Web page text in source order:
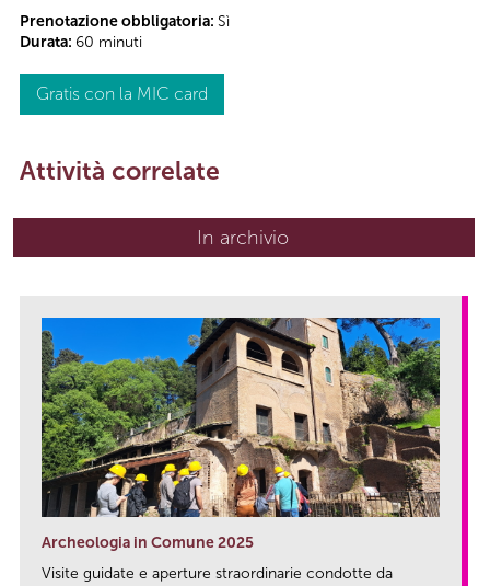
Prenotazione obbligatoria: Sì
Durata: 60 minuti
Gratis con la MIC card
Attività correlate
In archivio
Archeologia in Comune 2025
Visite guidate e aperture straordinarie condotte da